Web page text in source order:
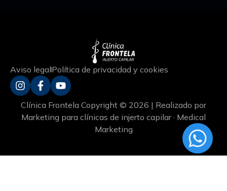
Aviso legalPolítica de privacidad y cookies
Clínica Frontela Copyright © 2026 | Realizado por
Marketing para clínicas de injerto capilar · Medical
Marketing